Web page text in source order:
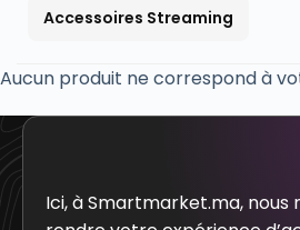
Accessoires Streaming
Aucun produit ne correspond à
Ici, à Smartmarket.ma, nous